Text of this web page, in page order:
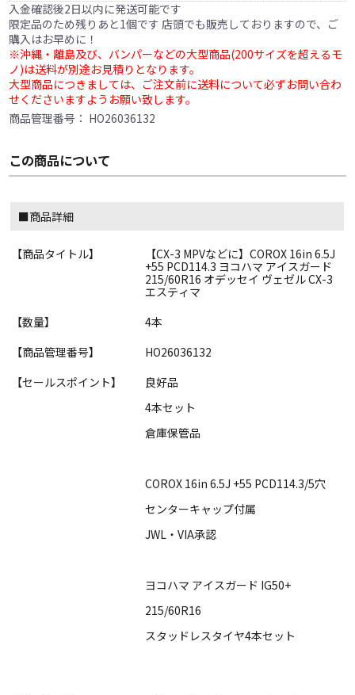
入金確認後2日以内に発送可能です
限定品のため残りあと1個です 店頭でも販売しておりますので、ご
購入はお早めに！
※沖縄・離島及び、バンパーなどの大型商品(200サイズを超えるモ
ノ)は送料が別途お見積りとなります。
大型商品につきましては、ご注文前に送料について必ずお問い合わ
せくださいますようお願い致します。
商品管理番号： HO26036132
この商品について
■商品詳細
【商品タイトル】
【CX-3 MPVなどに】COROX 16in 6.5J
+55 PCD114.3 ヨコハマ アイスガード
215/60R16 オデッセイ ヴェゼル CX-3
エスティマ
【数量】
4本
【商品管理番号】
HO26036132
【セールスポイント】
良好品
4本セット
倉庫保管品
COROX 16in 6.5J +55 PCD114.3/5穴
センターキャップ付属
JWL・VIA承認
ヨコハマ アイスガード IG50+
215/60R16
スタッドレスタイヤ4本セット